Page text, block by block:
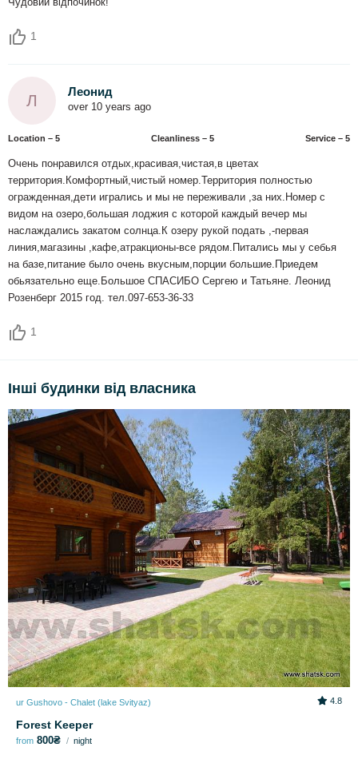
1
Л Леонид
over 10 years ago
Location – 5 Сleanliness – 5 Service – 5
Очень понравился отдых,красивая,чистая,в цветах
территория.Комфортный,чистый номер.Территория полностью
огражденная,дети игрались и мы не переживали ,за них.Номер с
видом на озеро,большая лоджия с которой каждый вечер мы
наслаждались закатом солнца.К озеру рукой подать ,-первая
линия,магазины ,кафе,атракционы-все рядом.Питались мы у себья
на базе,питание было очень вкусным,порции большие.Приедем
обьязательно еще.Большое СПАСИБО Сергею и Татьяне. Леонид
Розенберг 2015 год. тел.097-653-36-33
1
Інші будинки від власника
ur Gushovo - Chalet (lake Svіtyaz) 4.8
Forest Keeper
from 800₴ night